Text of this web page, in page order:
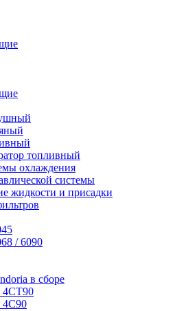
топливный
охлаждения
системы
жидкости и присадки
/ 6090
в сборе
4CT90
4С90